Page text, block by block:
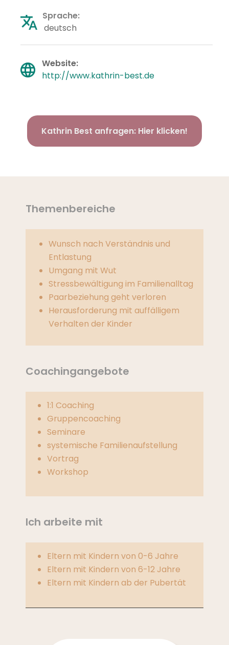
Sprache:
deutsch
Website:
http://www.kathrin-best.de
Kathrin Best anfragen: Hier klicken!
Themenbereiche
Wunsch nach Verständnis und
Entlastung
Umgang mit Wut
Stressbewältigung im Familienalltag
Paarbeziehung geht verloren
Herausforderung mit auffälligem
Verhalten der Kinder
Coachingangebote
1:1 Coaching
Gruppencoaching
Seminare
systemische Familienaufstellung
Vortrag
Workshop
Ich arbeite mit
Eltern mit Kindern von 0-6 Jahre
Eltern mit Kindern von 6-12 Jahre
Eltern mit Kindern ab der Pubertät